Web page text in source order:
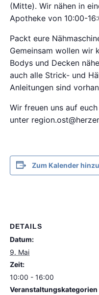
(Mitte). Wir nähen in
Apotheke von 10:00-
Packt eure
Gemeinsam wollen wir
Bodys und Decken
auch alle Strick- und
Anleitungen sind
Wir freuen uns auf
unter
Zum Kalender
DETAILS
Datum:
9. Mai
Zeit:
10:00 - 16:00
Veranstaltungskategorien